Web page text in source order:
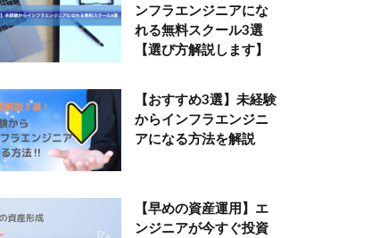
ンフラエンジニアにな
れる無料スクール3選
【選び方解説します】
【おすすめ3選】未経験
からインフラエンジニ
アになる方法を解説
【早めの資産運用】エ
ンジニアが今すぐ投資